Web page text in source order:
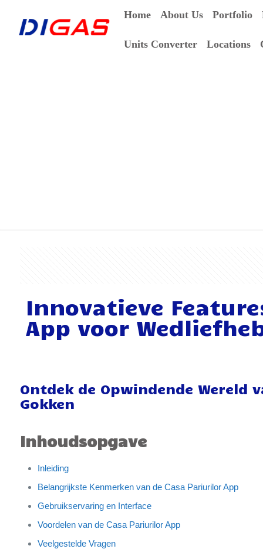
Home About Us Portfolio
Units Converter Locations
Innovatieve
App voor
Ontdek de Opwindende Wereld
Gokken
Inhoudsopgave
Inleiding
Belangrijkste Kenmerken van de Casa Pariurilor App
Gebruikservaring en Interface
Voordelen van de Casa Pariurilor App
Veelgestelde Vragen